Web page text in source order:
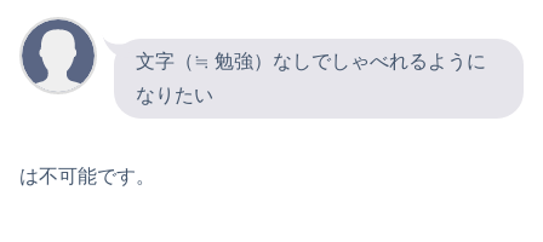
文字（≒ 勉強）なしでしゃべれるように
なりたい
は不可能です。